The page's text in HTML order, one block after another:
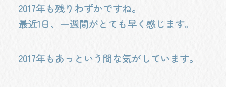
2017年も残りわずかですね。
最近1日、一週間がとても早く感じます。
2017年もあっという間な気がしています。